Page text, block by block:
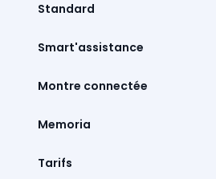
Standard
Smart'assistance
Montre connectée
Memoria
Tarifs